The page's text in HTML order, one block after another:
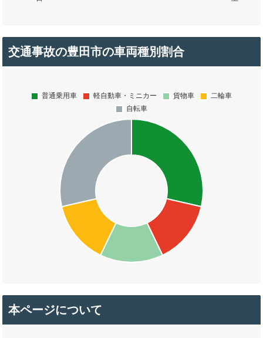
交通事故の豊田市の車両種別割合
本ページについて